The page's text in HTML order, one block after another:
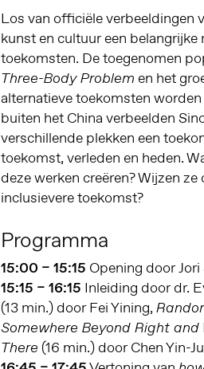
Los van officiële verbeeldingen
kunst en cultuur een
toekomsten. De toegenomen
Three-Body Problem en het
alternatieve toekomsten
buiten het China verbeelden
verschillende plekken een
toekomst, verleden en heden.
deze werken creëren? Wijzen
inclusievere toekomst?
Programma
15:00 – 15:15 Opening door Jori
15:15 – 16:15 Inleiding door dr.
(13 min.) door Fei Yining,
Somewhere Beyond Right
There (16 min.) door Chen Yin-Ju